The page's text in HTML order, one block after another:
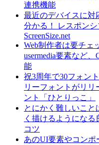
連携機能
最近のデバイスに対
分かる！ レスポン
ScreenSize.net
Web制作者は要チェ
usermedia要素など
能
祝3周年で30フォン
リーフォントがリ
ント「ひとりっこ」
とにかく難しいこと
く描けるようになる
コツ
あのUI要素やコンポ